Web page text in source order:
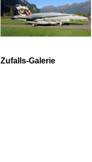
Zufalls-Galerie